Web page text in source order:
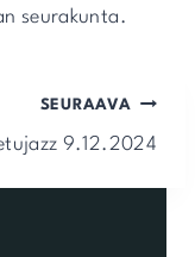
seurakunta.
SEURAAVA
9.12.2024